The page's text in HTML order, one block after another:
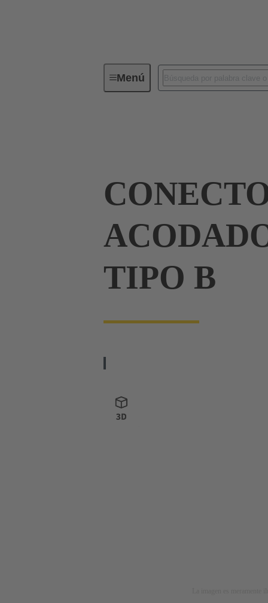
MenúConectividad de dispositivos
TIPO B